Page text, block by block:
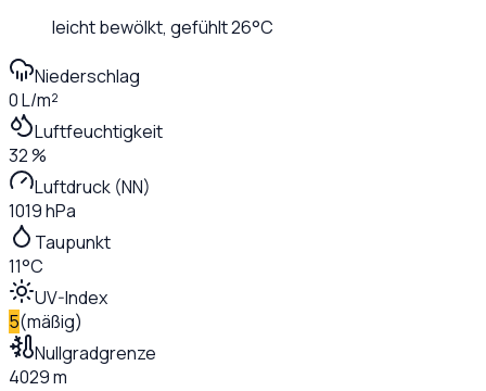
leicht bewölkt, gefühlt26°C
Niederschlag
0 L/m²
Luftfeuchtigkeit
32 %
Luftdruck (NN)
1019 hPa
Taupunkt
11°C
UV-Index
5(mäßig)
Nullgradgrenze
4029 m